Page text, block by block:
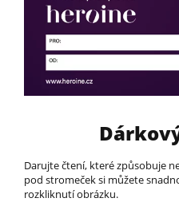
Darujte čtení, které způsobuje
pod stromeček si můžete
rozkliknutí obrázku.